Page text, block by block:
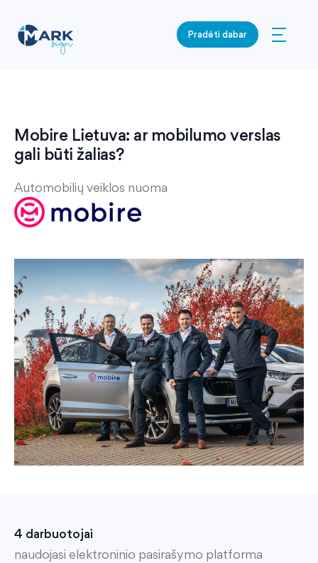
Pradėti dabar
Mobire Lietuva: ar mobilumo verslas
gali būti žalias?
Automobilių veiklos nuoma
4 darbuotojai
naudojasi elektroninio pasirašymo platforma